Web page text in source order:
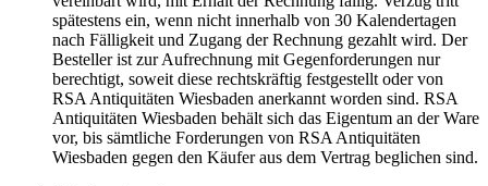
spätestens ein, wenn nicht innerhalb von 30 Kalendertagen
nach Fälligkeit und Zugang der Rechnung gezahlt wird. Der
Besteller ist zur Aufrechnung mit Gegenforderungen nur
berechtigt, soweit diese rechtskräftig festgestellt oder von
RSA Antiquitäten Wiesbaden anerkannt worden sind. RSA
Antiquitäten Wiesbaden behält sich das Eigentum an der Ware
vor, bis sämtliche Forderungen von RSA Antiquitäten
Wiesbaden gegen den Käufer aus dem Vertrag beglichen sind.